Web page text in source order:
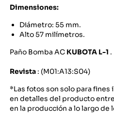
Dimensiones:
Diámetro: 55 mm.
Alto 57 milímetros.
Paño Bomba AC KUBOTA L-1 .
Revista : (M01:A13:S04)
*Las fotos son solo para
en detalles del producto
en la producción a lo largo de